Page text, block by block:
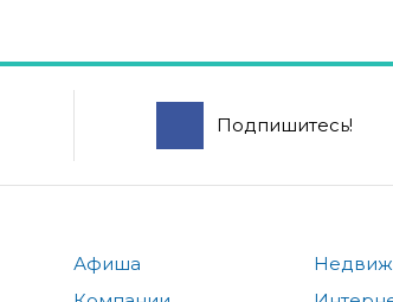
Подпишитесь!
Афиша